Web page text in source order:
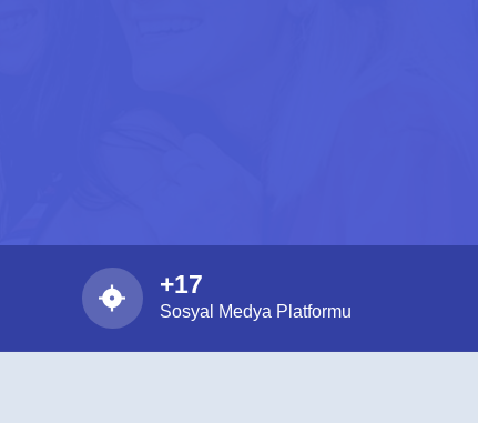
+17
Sosyal Medya Platformu